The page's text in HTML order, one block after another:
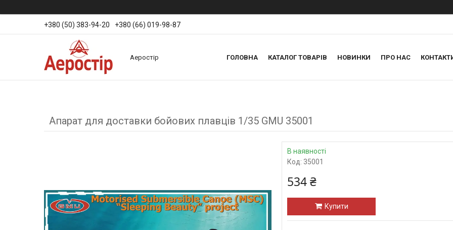
+380 (50) 383-94-20 +380 (66) 019-98-87
Аеростір ГОЛОВНА КАТАЛОГ ТОВАРІВ НОВИНКИ ПРО НАС
Апарат для доставки бойових плавців 1/35 GMU 35001
В наявності
Код: 35001
534 ₴
Купити